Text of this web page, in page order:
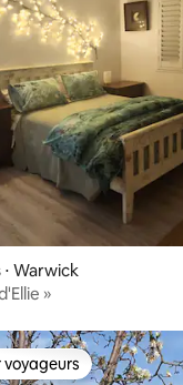
Warwick
»